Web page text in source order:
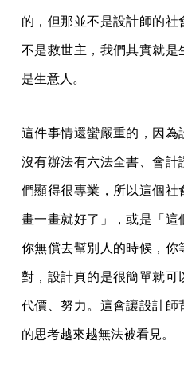
的，但那並不是設計師的
不是救世主，我們其實就
是生意人。
這件事情還蠻嚴重的，因為
沒有辦法有六法全書、會
們顯得很專業，所以這個
畫一畫就好了」，或是「這
你無償去幫別人的時候，你
對，設計真的是很簡單就可
代價、努力。這會讓設計
的思考越來越無法被看見。